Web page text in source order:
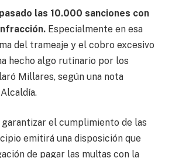
las 10.000 sanciones con
Especialmente en esa
del trameaje y el cobro excesivo
hecho algo rutinario por los
Millares, según una nota
el cumplimiento de las
emitirá una disposición que
de pagar las multas con la